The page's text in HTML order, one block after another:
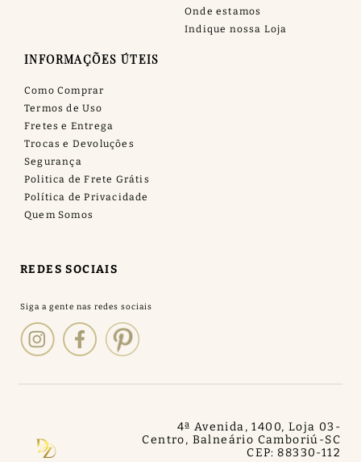
Onde estamos
Indique nossa Loja
INFORMAÇÕES ÚTEIS
Como Comprar
Termos de Uso
Fretes e Entrega
Trocas e Devoluções
Segurança
Politica de Frete Grátis
Política de Privacidade
Quem Somos
REDES SOCIAIS
4ª Avenida, 1400, Loja 03 -
Centro, Balneário Camboriú-SC
CEP: 88330-112